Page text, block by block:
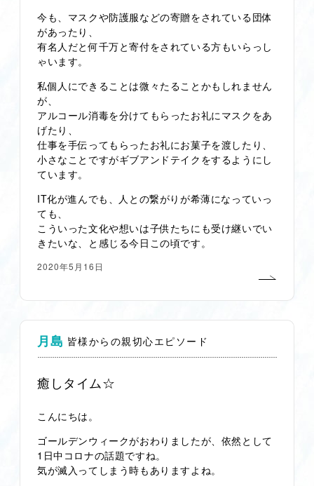
今も、マスクや防護服などの寄贈をされている団体
があったり、
有名人だと何千万と寄付をされている方もいらっし
ゃいます。
私個人にできることは微々たることかもしれません
が、
アルコール消毒を分けてもらったお礼にマスクをあ
げたり、
仕事を手伝ってもらったお礼にお菓子を渡したり、
小さなことですがギブアンドテイクをするようにし
ています。
IT化が進んでも、人との繋がりが希薄になっていっ
ても、
こういった文化や想いは子供たちにも受け継いでい
きたいな、と感じる今日この頃です。
2020年5月16日
月島 皆様からの親切心エピソード
癒しタイム☆
こんにちは。
ゴールデンウィークがおわりましたが、依然として
1日中コロナの話題ですね。
気が滅入ってしまう時もありますよね。